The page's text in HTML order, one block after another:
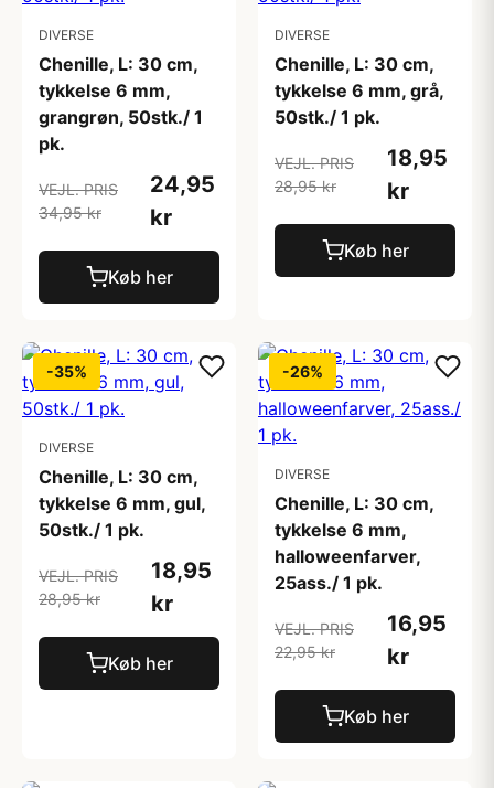
DIVERSE
Chenille, L: 30 cm,
tykkelse 6 mm,
grangrøn, 50stk./ 1
pk.
VEJL. PRIS
34,95 kr
24,95
kr
Køb her
DIVERSE
Chenille, L: 30 cm,
tykkelse 6 mm, grå,
50stk./ 1 pk.
VEJL. PRIS
28,95 kr
18,95
kr
Køb her
-35%
DIVERSE
Chenille, L: 30 cm,
tykkelse 6 mm, gul,
50stk./ 1 pk.
VEJL. PRIS
28,95 kr
18,95
kr
Køb her
-26%
DIVERSE
Chenille, L: 30 cm,
tykkelse 6 mm,
halloweenfarver,
25ass./ 1 pk.
VEJL. PRIS
22,95 kr
16,95
kr
Køb her